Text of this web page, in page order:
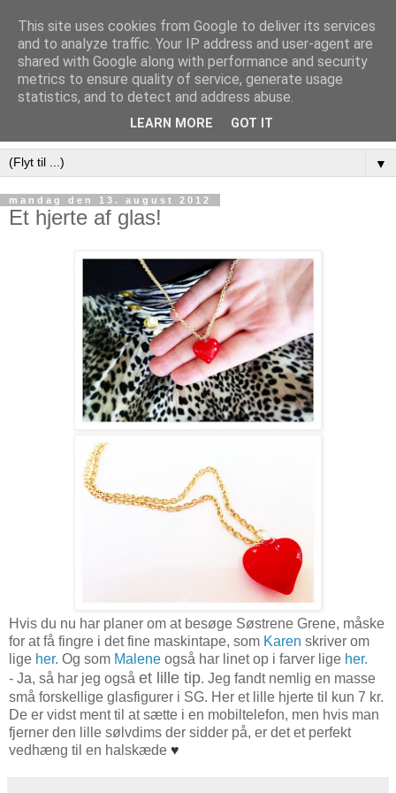
▼
mandag den 13. august 2012
Et hjerte af glas!
Hvis du nu har planer om at besøge Søstrene Grene, måske
for at få fingre i det fine maskintape, som Karen skriver om
lige her. Og som Malene også har linet op i farver lige her.
- Ja, så har jeg også et lille tip. Jeg fandt nemlig en masse
små forskellige glasfigurer i SG. Her et lille hjerte til kun 7 kr.
De er vidst ment til at sætte i en mobiltelefon, men hvis man
fjerner den lille sølvdims der sidder på, er det et perfekt
vedhæng til en halskæde ♥
This site uses cookies from Google to deliver its services
and to analyze traffic. Your IP address and user-agent are
shared with Google along with performance and security
metrics to ensure quality of service, generate usage
statistics, and to detect and address abuse.
LEARN MORE GOT IT